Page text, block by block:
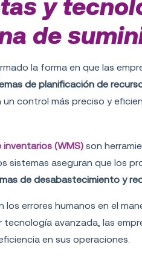
y
de
la forma en que las
de planificación de
un control más preciso y
(WMS) son
sistemas aseguran que los
de desabastecimiento y
los errores humanos en el
tecnología avanzada, las
en sus operaciones.